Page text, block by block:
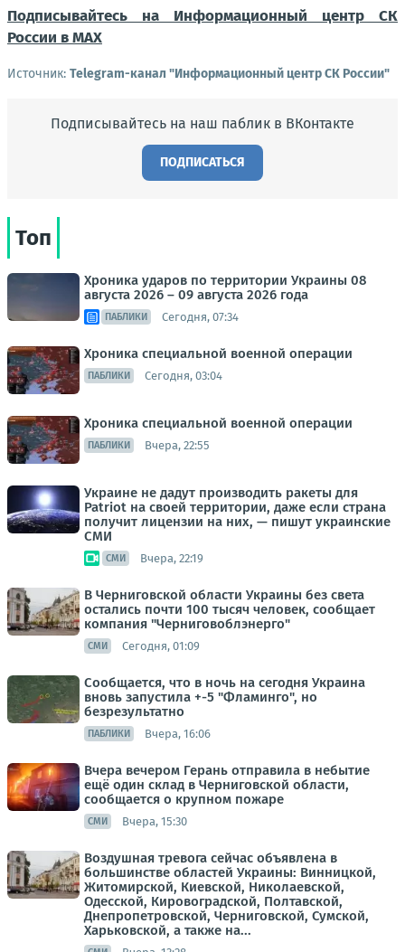
Подписывайтесь на Информационный центр СК
России в MAХ
Источник: Telegram-канал "Информационный центр СК России"
Подписывайтесь на наш паблик в ВКонтакте
ПОДПИСАТЬСЯ
Топ
Хроника ударов по территории Украины 08
августа 2026 – 09 августа 2026 года
ПАБЛИКИ Сегодня, 07:34
Хроника специальной военной операции
ПАБЛИКИ Сегодня, 03:04
Хроника специальной военной операции
ПАБЛИКИ Вчера, 22:55
Украине не дадут производить ракеты для
Patriot на своей территории, даже если страна
получит лицензии на них, — пишут украинские
СМИ
СМИ Вчера, 22:19
В Черниговской области Украины без света
остались почти 100 тысяч человек, сообщает
компания "Черниговоблэнерго"
СМИ Сегодня, 01:09
Сообщается, что в ночь на сегодня Украина
вновь запустила +-5 "Фламинго", но
безрезультатно
ПАБЛИКИ Вчера, 16:06
Вчера вечером Герань отправила в небытие
ещё один склад в Черниговской области,
сообщается о крупном пожаре
СМИ Вчера, 15:30
Воздушная тревога сейчас объявлена в
большинстве областей Украины: Винницкой,
Житомирской, Киевской, Николаевской,
Одесской, Кировоградской, Полтавской,
Днепропетровской, Черниговской, Сумской,
Харьковской, а также на...